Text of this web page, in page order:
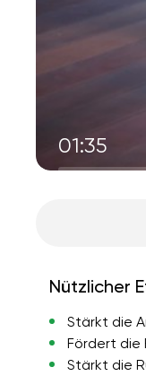
01:35
Nützlicher
Stärkt die
Fördert die
Stärkt die